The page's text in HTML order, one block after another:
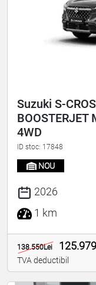
Suzuki S-
BOOSTERJET
4WD
ID stoc: 17848
NOU
2026
1 km
138.550Lei
TVA deductibil